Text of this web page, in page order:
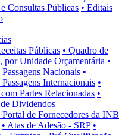
Consultas Públicas • Editais
Públicas • Quadro de
por Unidade Orçamentária •
Nacionais •
Internacionais •
Partes Relacionadas •
Dividendos
Portal de Fornecedores da INB
• Atas de Adesão - SRP •